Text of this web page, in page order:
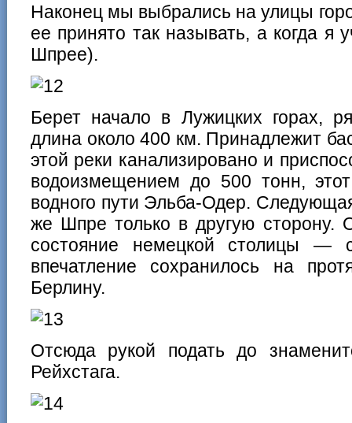
Наконец мы выбрались на улицы
ее принято так называть, а когда я
Шпрее).
Берет начало в Лужицких горах,
длина около 400 км. Принадлежит
этой реки канализировано и
водоизмещением до 500 тонн,
водного пути Эльба-Одер.
же Шпре только в другую сторону.
состояние немецкой столицы —
впечатление сохранилось на
Берлину.
Отсюда рукой подать до
Рейхстага.